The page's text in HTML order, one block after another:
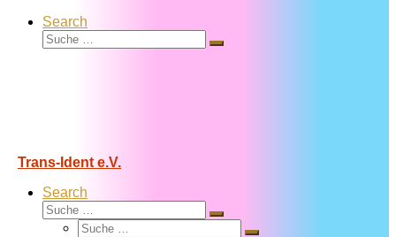
Search
Suche
Suche
Trans-Ident e.V.
Search
Suche
Suche
Suche